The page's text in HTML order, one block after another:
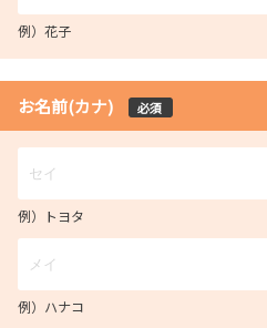
例）花子
お名前(カナ) 必須
例）トヨタ
例）ハナコ